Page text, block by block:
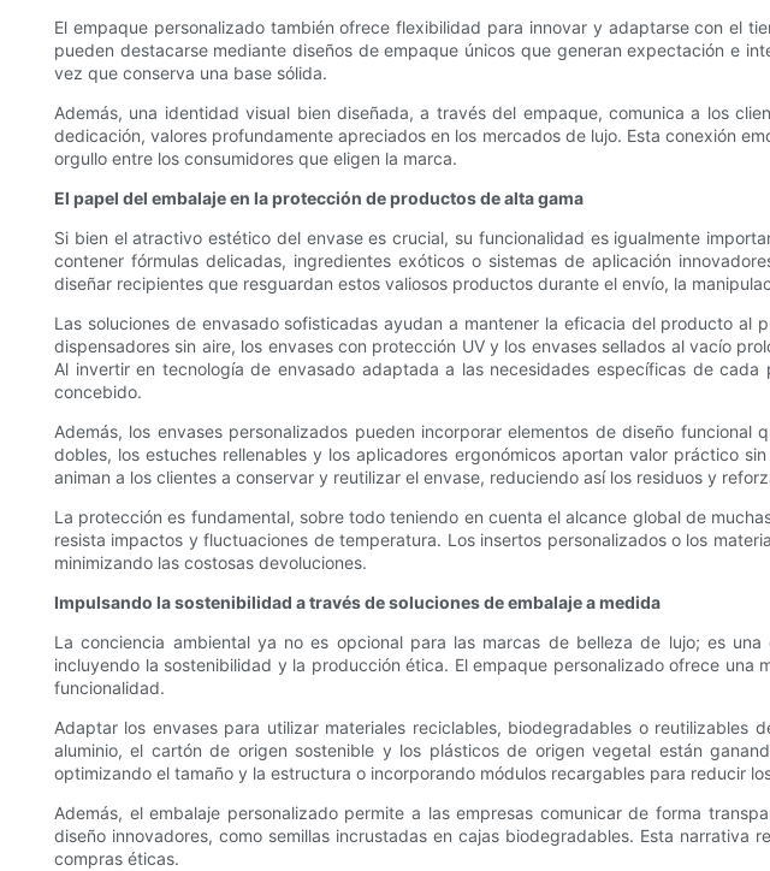
El empaque personalizado también ofrece flexibilidad para innovar y adaptarse con el
pueden destacarse mediante diseños de empaque únicos que generan expectación e
vez que conserva una base sólida.
Además, una identidad visual bien diseñada, a través del empaque, comunica a los
dedicación, valores profundamente apreciados en los mercados de lujo. Esta conexión
orgullo entre los consumidores que eligen la marca.
El papel del embalaje en la protección de productos de alta gama
Si bien el atractivo estético del envase es crucial, su funcionalidad es igualmente
contener fórmulas delicadas, ingredientes exóticos o sistemas de aplicación
diseñar recipientes que resguardan estos valiosos productos durante el envío, la
Las soluciones de envasado sofisticadas ayudan a mantener la eficacia del producto
dispensadores sin aire, los envases con protección UV y los envases sellados al vacío
Al invertir en tecnología de envasado adaptada a las necesidades específicas de
concebido.
Además, los envases personalizados pueden incorporar elementos de diseño
dobles, los estuches rellenables y los aplicadores ergonómicos aportan valor práctico
animan a los clientes a conservar y reutilizar el envase, reduciendo así los residuos y
La protección es fundamental, sobre todo teniendo en cuenta el alcance global de
resista impactos y fluctuaciones de temperatura. Los insertos personalizados o los
minimizando las costosas devoluciones.
Impulsando la sostenibilidad a través de soluciones de embalaje a medida
La conciencia ambiental ya no es opcional para las marcas de belleza de lujo; es
incluyendo la sostenibilidad y la producción ética. El empaque personalizado ofrece
funcionalidad.
Adaptar los envases para utilizar materiales reciclables, biodegradables o reutilizables
aluminio, el cartón de origen sostenible y los plásticos de origen vegetal están
optimizando el tamaño y la estructura o incorporando módulos recargables para reducir
Además, el embalaje personalizado permite a las empresas comunicar de forma
diseño innovadores, como semillas incrustadas en cajas biodegradables. Esta
compras éticas.